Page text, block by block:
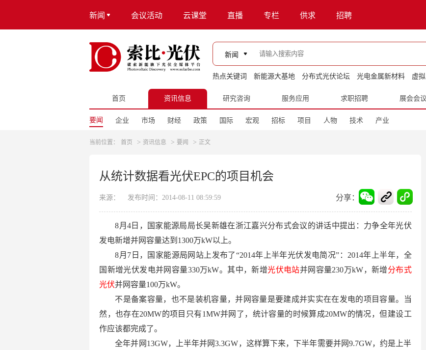
新闻 会议活动 云课堂 直播 专栏 供求 招聘
新闻
热点关键词 新能源大基地 分布式光伏论坛 光电金属新材料 虚
首页 资讯信息 研究咨询 服务应用 求职招聘 展会会议
要闻 企业 市场 财经 政策 国际 宏观 招标 项目 人物 技术 产业
当前位置： 首页 > 资讯信息 > 要闻 > 正文
从统计数据看光伏EPC的项目机会
来源： 发布时间：2014-08-11 08:59:59 分享：
8月4日，国家能源局局长吴新雄在浙江嘉兴分布式会议的讲话中提出：力争全年光伏
发电新增并网容量达到1300万kW以上。
8月7日，国家能源局网站上发布了“2014年上半年光伏发电简况”：2014年上半年，全
国新增光伏发电并网容量330万kW。其中，新增光伏电站并网容量230万kW，新增分布式
光伏并网容量100万kW。
不是备案容量，也不是装机容量，并网容量是要建成并实实在在发电的项目容量。当
然，也存在20MW的项目只有1MW并网了，统计容量的时候算成20MW的情况，但建设工
作应该都完成了。
全年并网13GW，上半年并网3.3GW，这样算下来，下半年需要并网9.7GW，约是上半